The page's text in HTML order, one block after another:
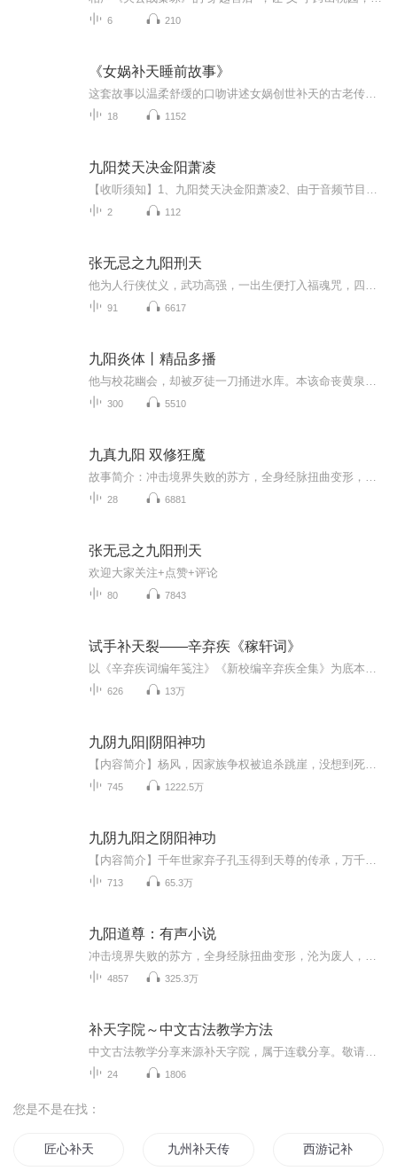
6 210
《女娲补天睡前故事》
18 1152
九阳焚天决金阳萧凌
2 112
张无忌之九阳刑天
91 6617
九阳炎体丨精品多播
300 5510
九真九阳 双修狂魔
28 6881
张无忌之九阳刑天
欢迎大家关注+点赞+评论
80 7843
试手补天裂——辛弃疾《稼轩词》
626 13万
九阴九阳|阴阳神功
745 1222.5万
九阴九阳之阴阳神功
713 65.3万
九阳道尊：有声小说
4857 325.3万
补天字院～中文古法教学方法
24 1806
您是不是在找：
匠心补天 九州补天传 西游记补